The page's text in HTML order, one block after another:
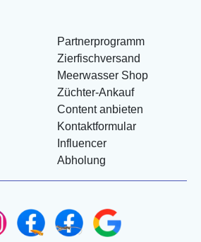
Partnerprogramm
Zierfischversand
Meerwasser Shop
Züchter-Ankauf
Content anbieten
Kontaktformular
Influencer
Abholung